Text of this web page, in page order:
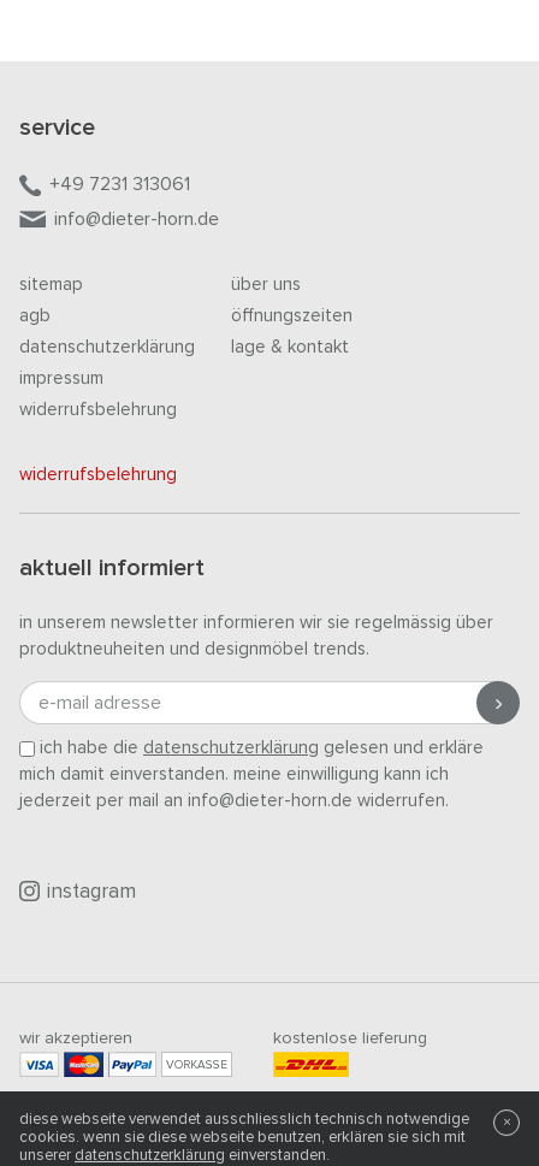
service
+49 7231 313061
info@dieter-horn.de
sitemap
agb
datenschutzerklärung
impressum
widerrufsbelehrung
über uns
öffnungszeiten
lage & kontakt
widerrufsbelehrung
aktuell informiert
in unserem newsletter informieren wir sie regelmässig über
produktneuheiten und designmöbel trends.
e-mail adresse
ich habe die datenschutzerklärung gelesen und erkläre
mich damit einverstanden. meine einwilligung kann ich
jederzeit per mail an info@dieter-horn.de widerrufen.
instagram
wir akzeptieren
VORKASSE
kostenlose lieferung
mindestbestellwert
500CHF
diese webseite verwendet ausschliesslich technisch notwendige
cookies. wenn sie diese webseite benutzen, erklären sie sich mit
unserer datenschutzerklärung einverstanden.
×